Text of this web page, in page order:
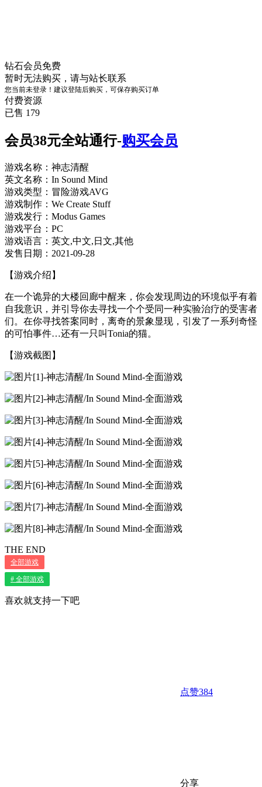
钻石会员免费
暂时无法购买，请与站长联系
您当前未登录！建议登陆后购买，可保存购买订单
付费资源
已售 179
会员38元全站通行-购买会员
游戏名称：神志清醒
英文名称：In Sound Mind
游戏类型：冒险游戏AVG
游戏制作：We Create Stuff
游戏发行：Modus Games
游戏平台：PC
游戏语言：英文,中文,日文,其他
发售日期：2021-09-28
【游戏介绍】
在一个诡异的大楼回廊中醒来，你会发现周边的环境似乎有着
自我意识，并引导你去寻找一个个受同一种实验治疗的受害者
们。在你寻找答案同时，离奇的景象显现，引发了一系列奇怪
的可怕事件…还有一只叫Tonia的猫。
【游戏截图】
THE END
全部游戏
# 全部游戏
喜欢就支持一下吧
点赞384
分享